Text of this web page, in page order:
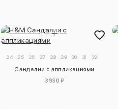
24 25 26 27 28 29 30 31 32
Сандалии с аппликациями
3930 ₽